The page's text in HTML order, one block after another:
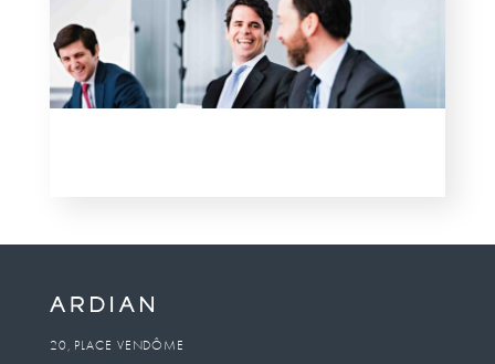
20, PLACE VENDÔME